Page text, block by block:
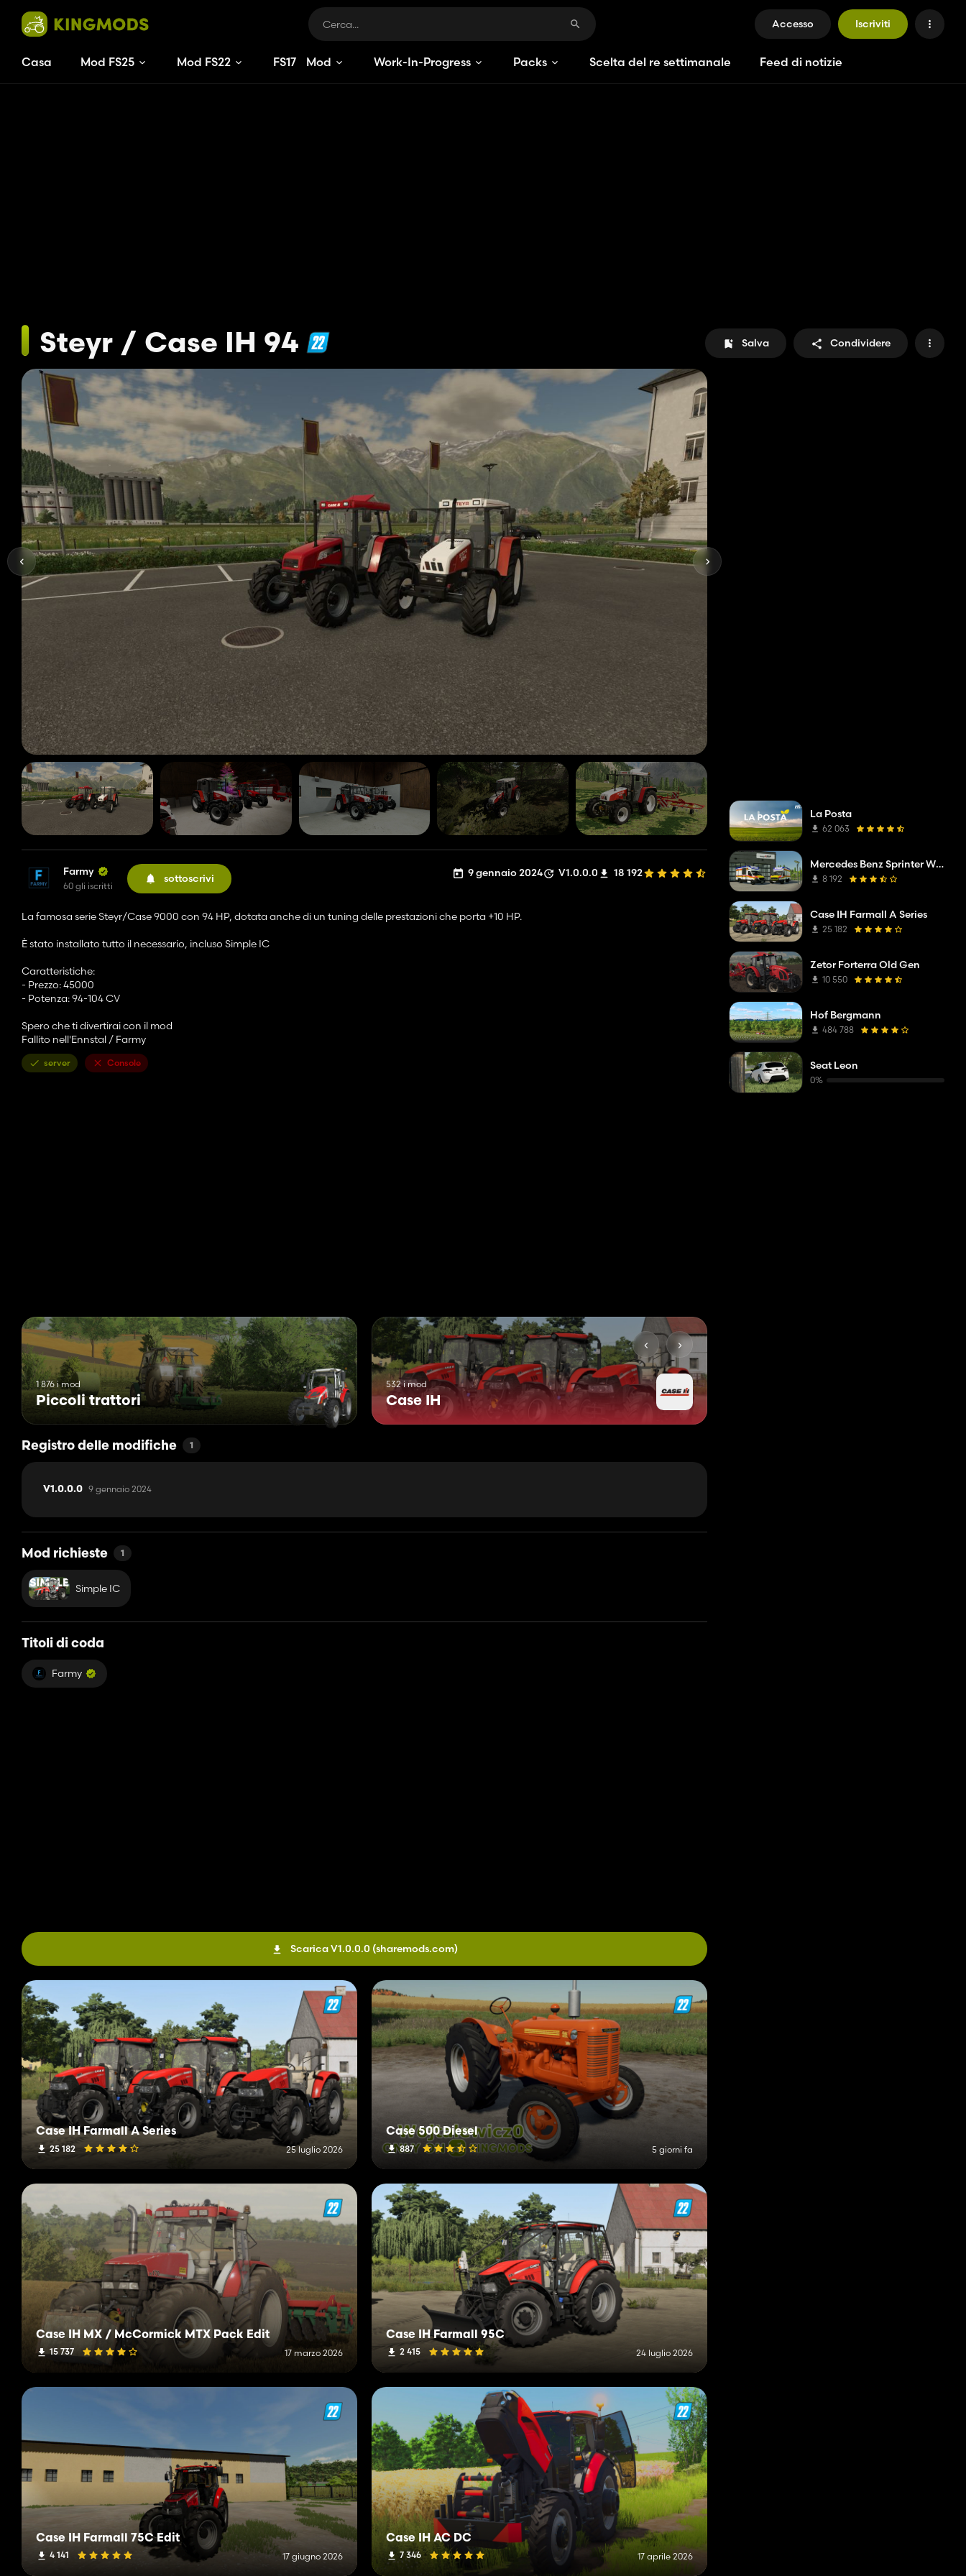
Accesso Iscriviti
Casa Mod FS25 Mod FS22 FS17 Mod Work-In-Progress Packs Scelta del re settimanale Feed di notizie
Steyr / Case IH 94 Salva Condividere
Farmy
60 gli iscritti
sottoscrivi 9 gennaio 2024 V1.0.0.0 18 192
La famosa serie Steyr/Case 9000 con 94 HP, dotata anche di un tuning delle prestazioni che porta +10 HP.
È stato installato tutto il necessario, incluso Simple IC
Caratteristiche:
- Prezzo: 45000
- Potenza: 94-104 CV
Spero che ti divertirai con il mod
Fallito nell'Ennstal / Farmy
server Console
1 876 i mod
Piccoli trattori
532 i mod
Case IH
Registro delle modifiche 1
V1.0.0.0 9 gennaio 2024
Mod richieste 1
Simple IC
Titoli di coda
Farmy
Scarica V1.0.0.0 (sharemods.com)
Case IH Farmall A Series
25 182 25 luglio 2026
Case 500 Diesel
887 5 giorni fa
Case IH MX / McCormick MTX Pack Edit
15 737 17 marzo 2026
Case IH Farmall 95C
2 415 24 luglio 2026
Case IH Farmall 75C Edit
4 141 17 giugno 2026
Case IH AC DC
7 346 17 aprile 2026
La Posta
62 063
Mercedes Benz Sprinter W907 AM Tigis Europa RTW
8 192
Case IH Farmall A Series
25 182
Zetor Forterra Old Gen
10 550
Hof Bergmann
484 788
Seat Leon
0%